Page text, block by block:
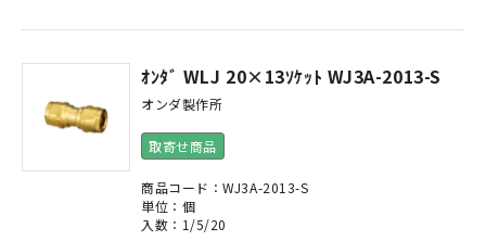
ｵﾝﾀﾞ WLJ 20×13ｿｹｯﾄ WJ3A-2013-S
オンダ製作所
取寄せ商品
商品コード：WJ3A-2013-S
単位：個
入数：1/5/20